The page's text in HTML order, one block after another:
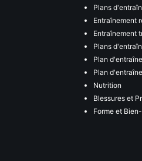
Plans
Entraînement
Entraînement
Plans
Plan
Plan
Nutrition
Blessures et
Forme et